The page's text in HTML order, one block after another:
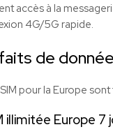
accès à la
4G/5G rapide.
de
pour la Europe
illimitée Europe 7